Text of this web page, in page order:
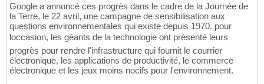
Google a annoncé ces progrès dans le cadre de la Journée de
la Terre, le 22 avril, une campagne de sensibilisation aux
questions environnementales qui existe depuis 1970. pour
loccasion, les géants de la technologie ont présenté leurs
progrès pour rendre l'infrastructure qui fournit le courrier
électronique, les applications de productivité, le commerce
électronique et les jeux moins nocifs pour l'environnement.